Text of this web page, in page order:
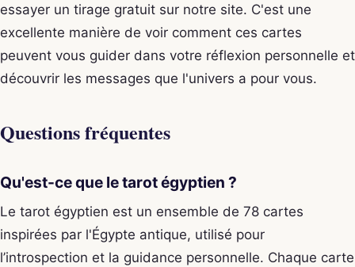
essayer un tirage gratuit sur notre site. C'est une
excellente manière de voir comment ces cartes
peuvent vous guider dans votre réflexion personnelle et
découvrir les messages que l'univers a pour vous.
Questions fréquentes
Qu'est-ce que le tarot égyptien ?
Le tarot égyptien est un ensemble de 78 cartes
inspirées par l'Égypte antique, utilisé pour
l’introspection et la guidance personnelle. Chaque carte